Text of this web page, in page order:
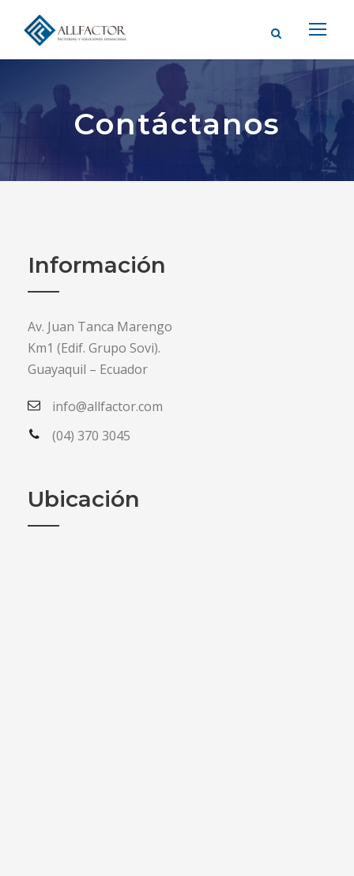
Contáctanos
Información
Av. Juan Tanca Marengo
Km1 (Edif. Grupo Sovi).
Guayaquil – Ecuador
info@allfactor.com
(04) 370 3045
Ubicación